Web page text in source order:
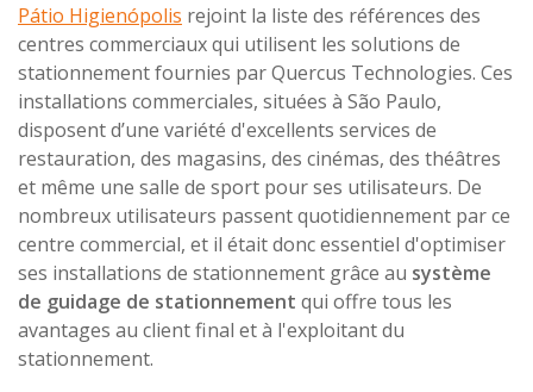
Pátio Higienópolis rejoint la liste des références des
centres commerciaux qui utilisent les solutions de
stationnement fournies par Quercus Technologies. Ces
installations commerciales, situées à São Paulo,
disposent d’une variété d'excellents services de
restauration, des magasins, des cinémas, des théâtres
et même une salle de sport pour ses utilisateurs. De
nombreux utilisateurs passent quotidiennement par ce
centre commercial, et il était donc essentiel d'optimiser
ses installations de stationnement grâce au système
de guidage de stationnement qui offre tous les
avantages au client final et à l'exploitant du
stationnement.